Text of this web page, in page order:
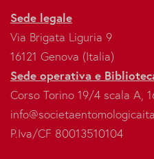
Sede legale
Via Brigata Liguria 9
16121 Genova (Italia)
Sede operativa e
Corso Torino 19/4 scala A,
P.Iva/CF 80013510104